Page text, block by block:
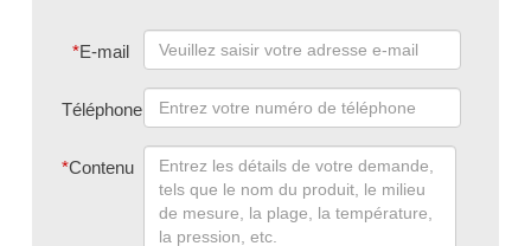
*E-mail
Téléphone
*Contenu